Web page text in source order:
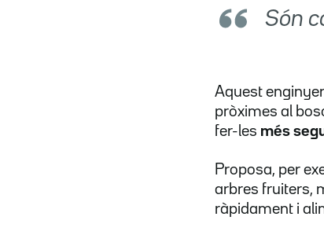
Són
Aquest
pròximes al
fer-les més
Proposa, per
arbres fruiters,
ràpidament i